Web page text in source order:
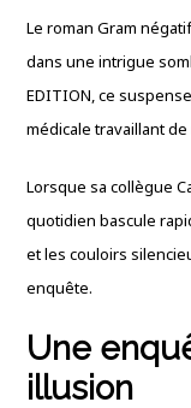
Le roman Gram
dans une intrigue
EDITION, ce
médicale travaillant
Lorsque sa collègue
quotidien bascule
et les couloirs
enquête.
Une
illusion